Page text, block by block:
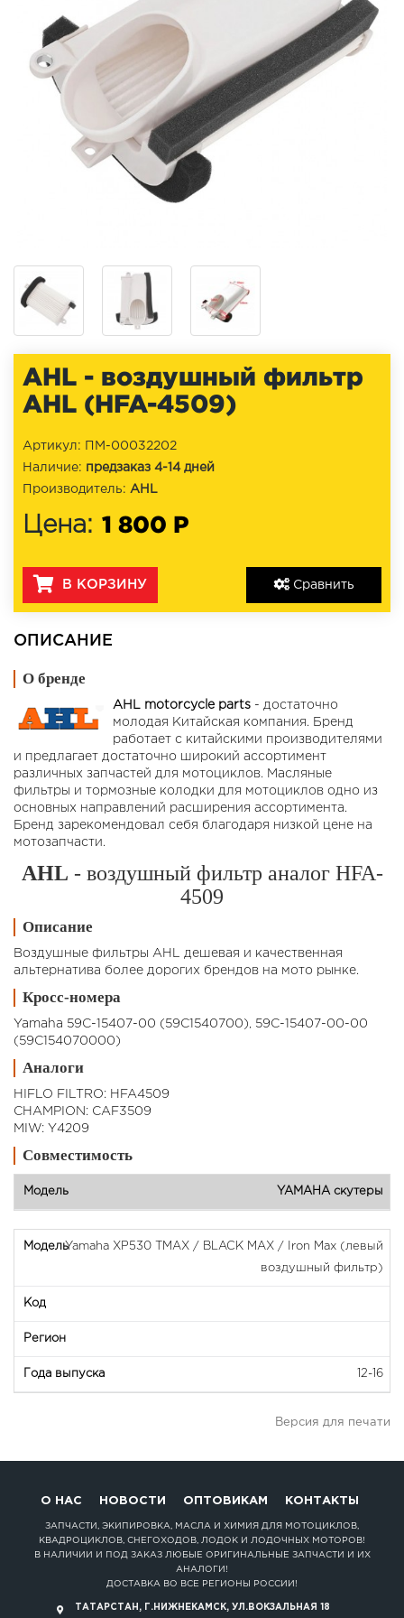
AHL - воздушный фильтр
AHL (HFA-4509)
Сравнить
Артикул: ПМ-00032202
Наличие: предзаказ 4-14 дней
Производитель: AHL
Цена: 1 800 Р
В КОРЗИНУ
ОПИСАНИЕ
О бренде
AHL motorcycle parts - достаточно
молодая Китайская компания. Бренд
работает с китайскими производителями
и предлагает достаточно широкий ассортимент
различных запчастей для мотоциклов. Масляные
фильтры и тормозные колодки для мотоциклов одно из
основных направлений расширения ассортимента.
Бренд зарекомендовал себя благодаря низкой цене на
мотозапчасти.
AHL - воздушный фильтр аналог HFA-
4509
Описание
Воздушные фильтры AHL дешевая и качественная
альтернатива более дорогих брендов на мото рынке.
Кросс-номера
Yamaha 59C-15407-00 (59C1540700), 59C-15407-00-00
(59C154070000)
Аналоги
HIFLO FILTRO: HFA4509
CHAMPION: CAF3509
MIW: Y4209
Совместимость
YAMAHA скутеры
Yamaha XP530 TMAX / BLACK MAX / Iron Max (левый
воздушный фильтр)
12-16
Версия для печати
О НАС НОВОСТИ ОПТОВИКАМ КОНТАКТЫ
ЗАПЧАСТИ, ЭКИПИРОВКА, МАСЛА И ХИМИЯ ДЛЯ МОТОЦИКЛОВ,
КВАДРОЦИКЛОВ, СНЕГОХОДОВ, ЛОДОК И ЛОДОЧНЫХ МОТОРОВ!
В НАЛИЧИИ И ПОД ЗАКАЗ ЛЮБЫЕ ОРИГИНАЛЬНЫЕ ЗАПЧАСТИ И ИХ
АНАЛОГИ!
ДОСТАВКА ВО ВСЕ РЕГИОНЫ РОССИИ!
ТАТАРСТАН, Г.НИЖНЕКАМСК, УЛ.ВОКЗАЛЬНАЯ 18